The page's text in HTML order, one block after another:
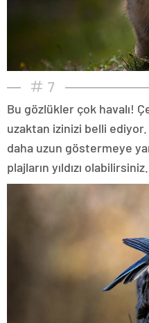
7
Bu gözlükler çok havalı!
uzaktan izinizi belli ediyor.
daha uzun göstermeye
plajların yıldızı olabilirsiniz.